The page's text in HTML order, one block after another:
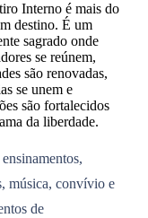
Interno é mais do
destino. É um
sagrado onde
se reúnem,
são renovadas,
se unem e
são fortalecidos
da liberdade.
música, convívio e
de